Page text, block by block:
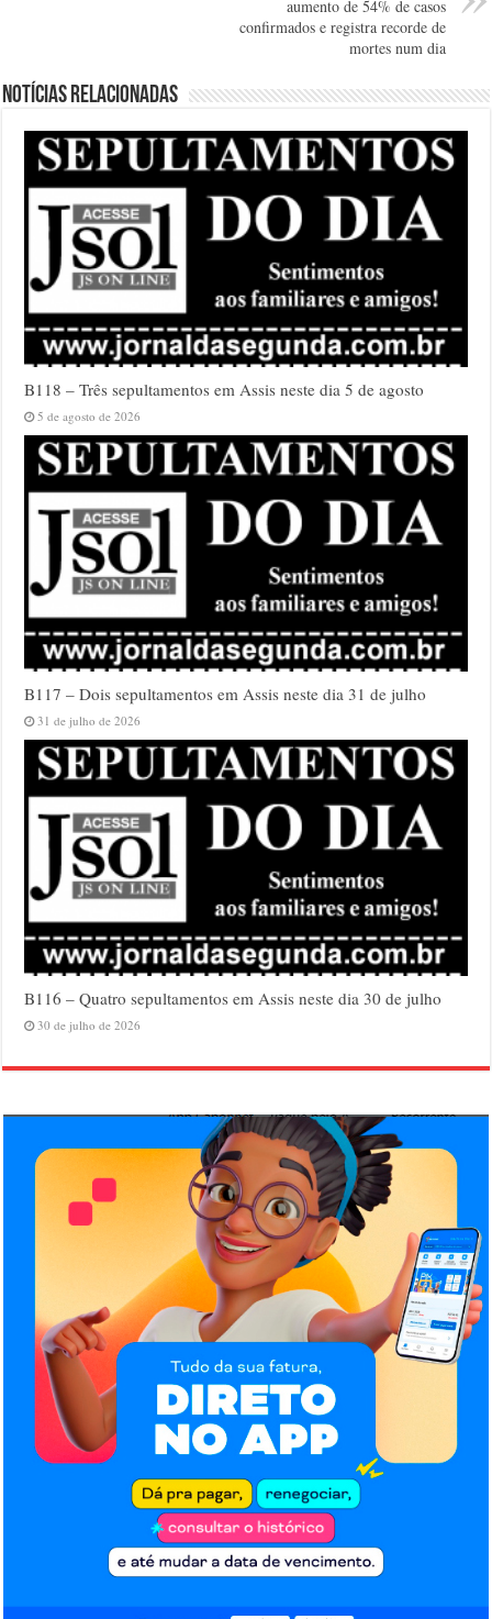
aumento de 54% de casos
confirmados e registra recorde de
mortes num dia
Notícias relacionadas
B118 – Três sepultamentos em Assis neste dia 5 de agosto
5 de agosto de 2026
B117 – Dois sepultamentos em Assis neste dia 31 de julho
31 de julho de 2026
B116 – Quatro sepultamentos em Assis neste dia 30 de julho
30 de julho de 2026